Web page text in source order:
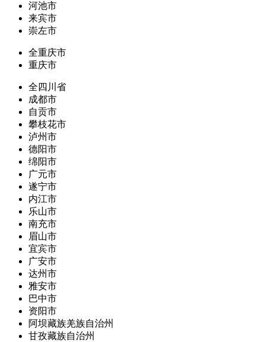
河池市
来宾市
崇左市
全重庆市
重庆市
全四川省
成都市
自贡市
攀枝花市
泸州市
德阳市
绵阳市
广元市
遂宁市
内江市
乐山市
南充市
眉山市
宜宾市
广安市
达州市
雅安市
巴中市
资阳市
阿坝藏族羌族自治州
甘孜藏族自治州